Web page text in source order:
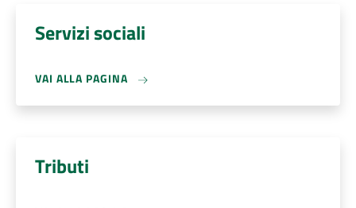
Servizi sociali
VAI ALLA PAGINA
Tributi